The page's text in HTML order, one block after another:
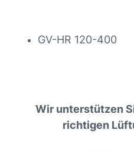
GV-HR 120-400
Wir unterstützen
richtigen